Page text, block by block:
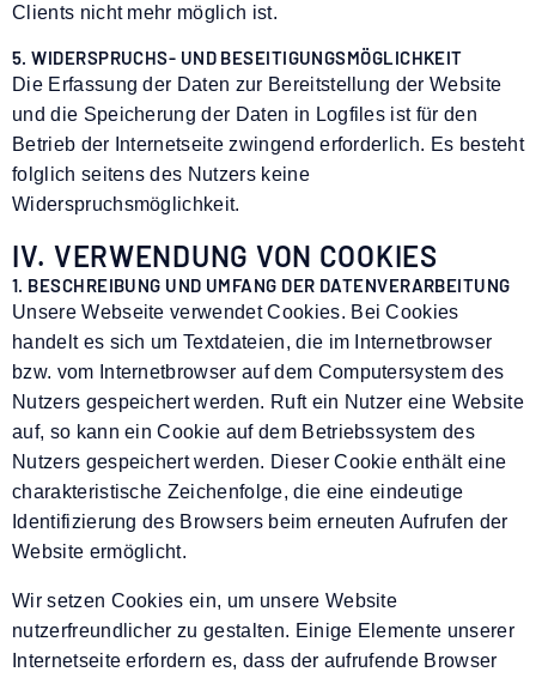
Clients nicht mehr möglich ist.
5. WIDERSPRUCHS- UND BESEITIGUNGSMÖGLICHKEIT
Die Erfassung der Daten zur Bereitstellung der Website
und die Speicherung der Daten in Logfiles ist für den
Betrieb der Internetseite zwingend erforderlich. Es besteht
folglich seitens des Nutzers keine
Widerspruchsmöglichkeit.
IV. VERWENDUNG VON COOKIES
1. BESCHREIBUNG UND UMFANG DER DATENVERARBEITUNG
Unsere Webseite verwendet Cookies. Bei Cookies
handelt es sich um Textdateien, die im Internetbrowser
bzw. vom Internetbrowser auf dem Computersystem des
Nutzers gespeichert werden. Ruft ein Nutzer eine Website
auf, so kann ein Cookie auf dem Betriebssystem des
Nutzers gespeichert werden. Dieser Cookie enthält eine
charakteristische Zeichenfolge, die eine eindeutige
Identifizierung des Browsers beim erneuten Aufrufen der
Website ermöglicht.
Wir setzen Cookies ein, um unsere Website
nutzerfreundlicher zu gestalten. Einige Elemente unserer
Internetseite erfordern es, dass der aufrufende Browser